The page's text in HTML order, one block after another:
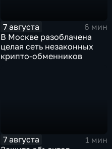
7 августа
6 мин
В Москве разоблачена
целая сеть незаконных
крипто-обменников
7 августа
1 мин